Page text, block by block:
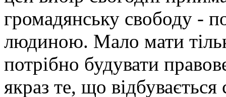
громадянську свободу -
людиною. Мало мати
потрібно будувати
якраз те, що відбувається